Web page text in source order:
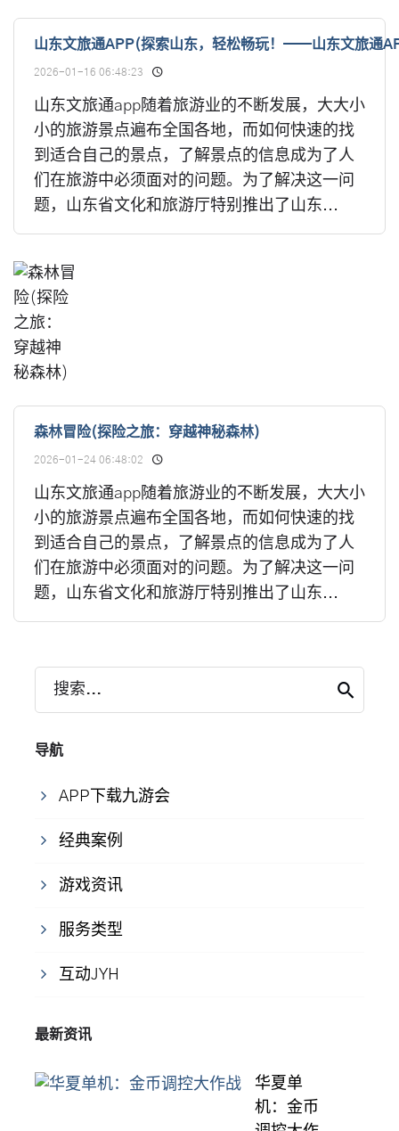
山东文旅通APP(探索山东，轻松畅玩！——山东文旅通
2026-01-16 06:48:23
山东文旅通app随着旅游业的不断发展，大大小
小的旅游景点遍布全国各地，而如何快速的找
到适合自己的景点，了解景点的信息成为了人
们在旅游中必须面对的问题。为了解决这一问
题，山东省文化和旅游厅特别推出了山东...
森林冒险(探险之旅：穿越神秘森林)
2026-01-24 06:48:02
山东文旅通app随着旅游业的不断发展，大大小
小的旅游景点遍布全国各地，而如何快速的找
到适合自己的景点，了解景点的信息成为了人
们在旅游中必须面对的问题。为了解决这一问
题，山东省文化和旅游厅特别推出了山东...
搜索...
导航
APP下载九游会
经典案例
游戏资讯
服务类型
互动JYH
最新资讯
华夏单
机：金币